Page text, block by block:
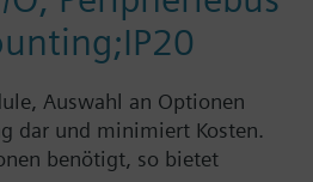
Auswahl an Optionen
dar und minimiert Kosten.
benötigt, so bietet